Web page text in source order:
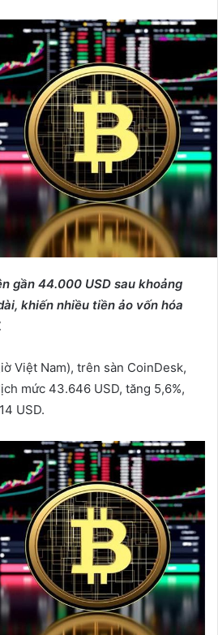
gần 44.000 USD sau khoảng
khiến nhiều tiền ảo vốn hóa
Việt Nam), trên sàn CoinDesk,
mức 43.646 USD, tăng 5,6%,
USD.